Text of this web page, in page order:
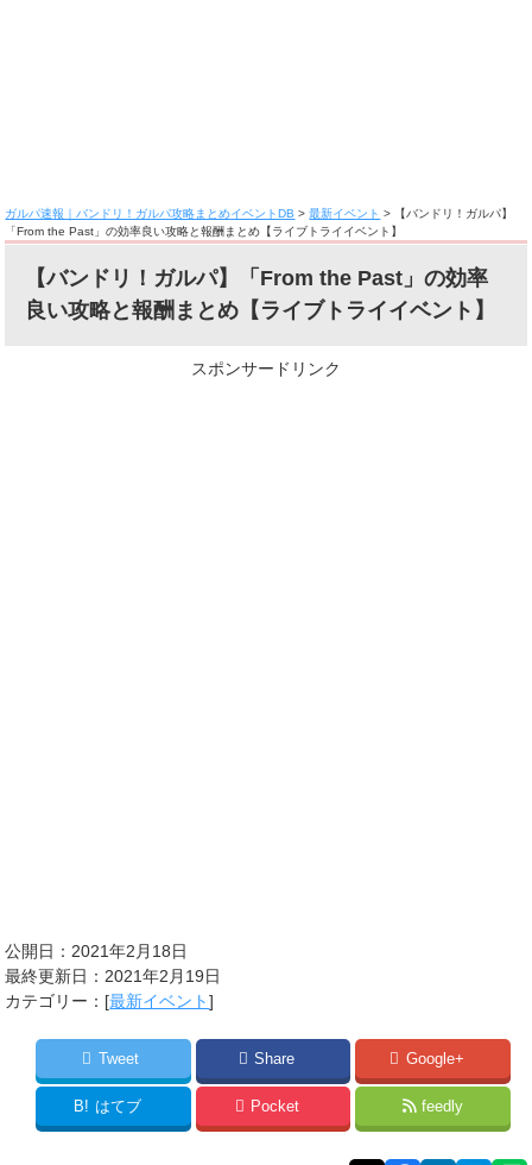
ガルパ速報｜バンドリ！ガルパ攻略まとめイベントDB >最新イベント >
【バンドリ！ガルパ】
「From the Past」の効率良い攻略と報酬まとめ【ライブトライイベント】
【バンドリ！ガルパ】「From the Past」の効率
良い攻略と報酬まとめ【ライブトライイベント】
スポンサードリンク
公開日：2021年2月18日
最終更新日：2021年2月19日
カテゴリー：[最新イベント]
Tweet Share Google+
B! はてブ Pocket feedly